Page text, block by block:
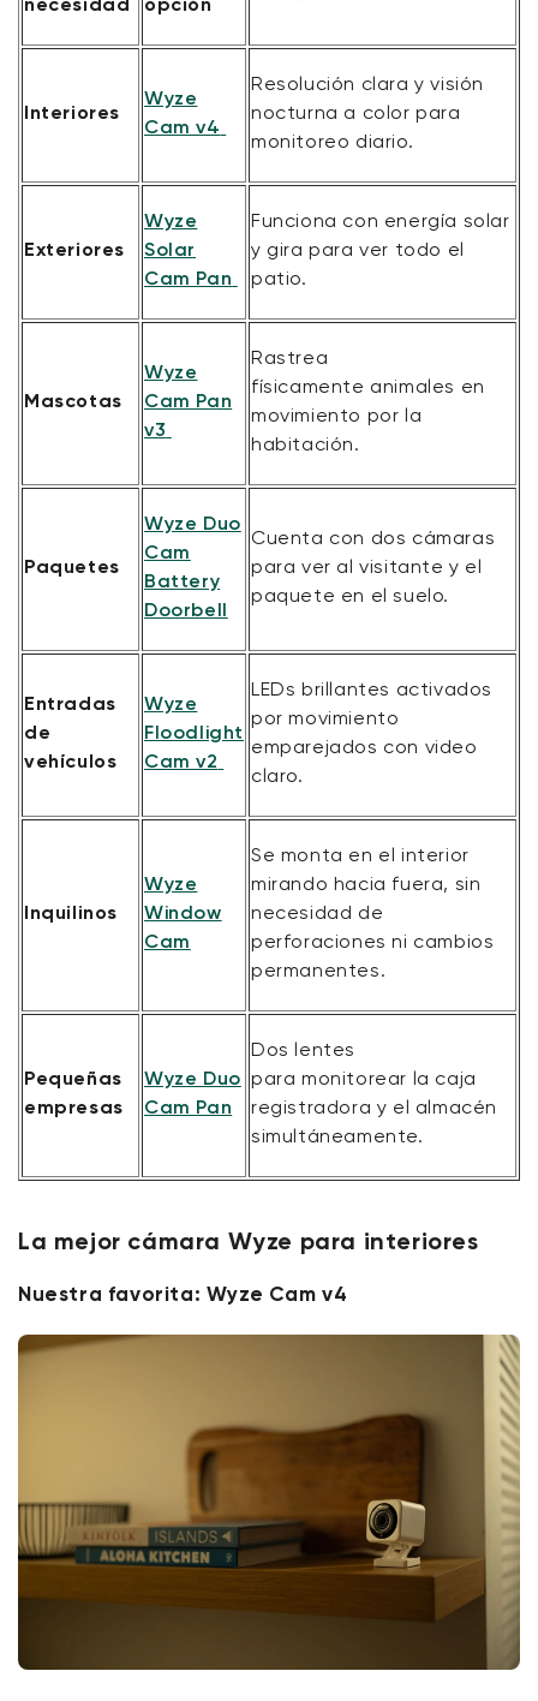
La cámara adecuada para el lugar adecuado
necesidad
opción
Interiores
Wyze
Cam v4
Resolución clara y visión
nocturna a color para
monitoreo diario.
Exteriores
Wyze
Solar
Cam Pan
Funciona con energía solar
y gira para ver todo el
patio.
Mascotas
Wyze
Cam Pan
v3
Rastrea
físicamente animales en
movimiento por la
habitación.
Paquetes
Wyze Duo
Cam
Battery
Doorbell
Cuenta con dos cámaras
para ver al visitante y el
paquete en el suelo.
Entradas
de
vehículos
Wyze
Floodlight
Cam v2
LEDs brillantes activados
por movimiento
emparejados con video
claro.
Inquilinos
Wyze
Window
Cam
Se monta en el interior
mirando hacia fuera, sin
necesidad de
perforaciones ni cambios
permanentes.
Pequeñas
empresas
Wyze Duo
Cam Pan
Dos lentes
para monitorear la caja
registradora y el almacén
simultáneamente.
La mejor cámara Wyze para interiores
Nuestra favorita: Wyze Cam v4